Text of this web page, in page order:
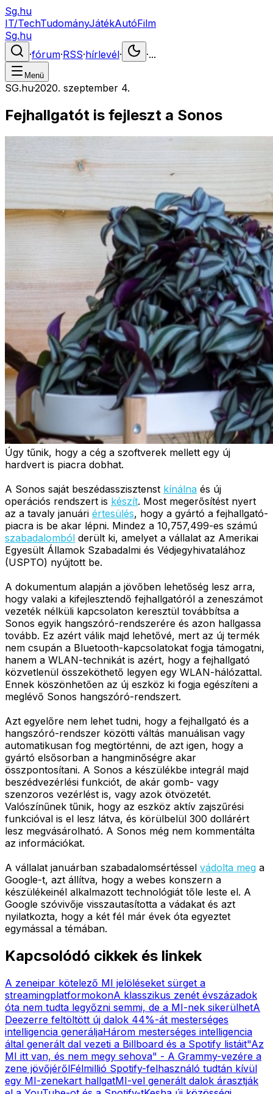
Sg.hu
IT/TechTudományJátékAutóFilm
Sg.hu
·fórum·RSS·hírlevél· ·...
Menü
SG.hu·2020. szeptember 4.
Fejhallgatót is fejleszt a Sonos
Úgy tűnik, hogy a cég a szoftverek mellett egy új
hardvert is piacra dobhat.
A Sonos saját beszédasszisztenst kínálna és új
operációs rendszert is készít. Most megerősítést nyert
az a tavaly januári értesülés, hogy a gyártó a fejhallgató-
piacra is be akar lépni. Mindez a 10,757,499-es számú
szabadalomból derült ki, amelyet a vállalat az Amerikai
Egyesült Államok Szabadalmi és Védjegyhivatalához
(USPTO) nyújtott be.
A dokumentum alapján a jövőben lehetőség lesz arra,
hogy valaki a kifejlesztendő fejhallgatóról a zeneszámot
vezeték nélküli kapcsolaton keresztül továbbítsa a
Sonos egyik hangszóró-rendszerére és azon hallgassa
tovább. Ez azért válik majd lehetővé, mert az új termék
nem csupán a Bluetooth-kapcsolatokat fogja támogatni,
hanem a WLAN-technikát is azért, hogy a fejhallgató
közvetlenül összeköthető legyen egy WLAN-hálózattal.
Ennek köszönhetően az új eszköz ki fogja egészíteni a
meglévő Sonos hangszóró-rendszert.
Azt egyelőre nem lehet tudni, hogy a fejhallgató és a
hangszóró-rendszer közötti váltás manuálisan vagy
automatikusan fog megtörténni, de azt igen, hogy a
gyártó elsősorban a hangminőségre akar
összpontosítani. A Sonos a készülékbe integrál majd
beszédvezérlési funkciót, de akár gomb- vagy
szenzoros vezérlést is, vagy azok ötvözetét.
Valószínűnek tűnik, hogy az eszköz aktív zajszűrési
funkcióval is el lesz látva, és körülbelül 300 dollárért
lesz megvásárolható. A Sonos még nem kommentálta
az információkat.
A vállalat januárban szabadalomsértéssel vádolta meg a
Google-t, azt állítva, hogy a webes konszern a
készülékeinél alkalmazott technológiát tőle leste el. A
Google szóvivője visszautasította a vádakat és azt
nyilatkozta, hogy a két fél már évek óta egyeztet
egymással a témában.
Kapcsolódó cikkek és linkek
A zeneipar kötelező MI jelöléseket sürget a
streamingplatformokonA klasszikus zenét évszázadok
óta nem tudta legyőzni semmi, de a MI-nek sikerülhetA
Deezerre feltöltött új dalok 44%-át mesterséges
intelligencia generáljaHárom mesterséges intelligencia
által generált dal vezeti a Billboard és a Spotify listáit"Az
MI itt van, és nem megy sehova" - A Grammy-vezére a
zene jövőjérőlFélmillió Spotify-felhasználó tudtán kívül
egy MI-zenekart hallgatMI-vel generált dalok árasztják